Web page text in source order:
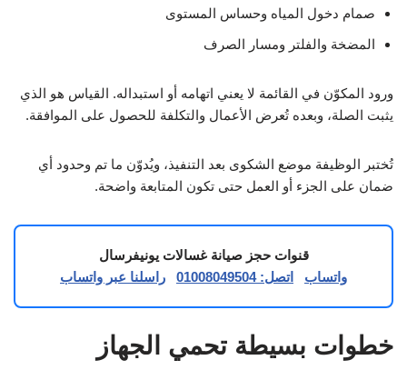
صمام دخول المياه وحساس المستوى
المضخة والفلتر ومسار الصرف
ورود المكوّن في القائمة لا يعني اتهامه أو استبداله. القياس هو الذي
يثبت الصلة، وبعده تُعرض الأعمال والتكلفة للحصول على الموافقة.
تُختبر الوظيفة موضع الشكوى بعد التنفيذ، ويُدوّن ما تم وحدود أي
ضمان على الجزء أو العمل حتى تكون المتابعة واضحة.
قنوات حجز صيانة غسالات يونيفرسال
واتساب
اتصل: 01008049504 راسلنا عبر واتساب
خطوات بسيطة تحمي الجهاز